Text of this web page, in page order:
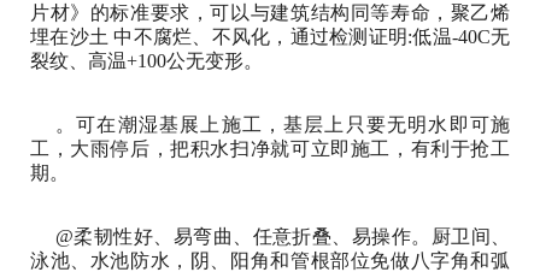
片材》的标准要求，可以与建筑结构同等寿命，聚乙烯
埋在沙土 中不腐烂、不风化，通过检测证明:低温-40C无
裂纹、高温+100公无变形。
。可在潮湿基展上施工，基层上只要无明水即可施
工，大雨停后，把积水扫净就可立即施工，有利于抢工
期。
@柔韧性好、易弯曲、任意折叠、易操作。厨卫间、
泳池、水池防水，阴、阳角和管根部位免做八字角和弧